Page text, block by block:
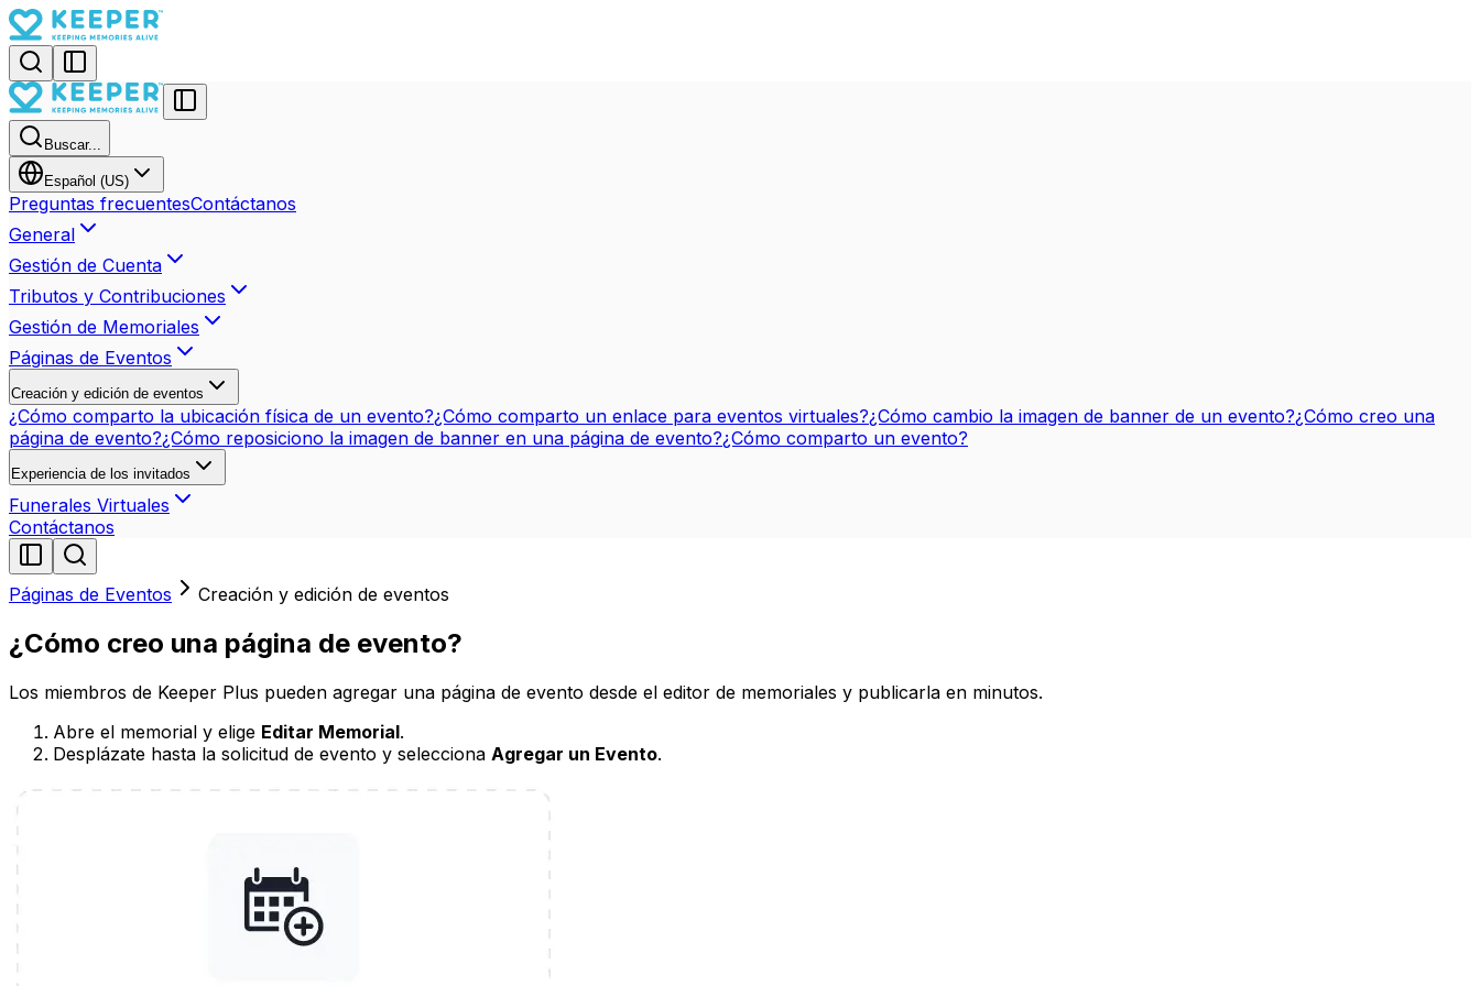
Buscar...
Español (US)
Preguntas frecuentesContáctanos
General
Gestión de Cuenta
Tributos y Contribuciones
Gestión de Memoriales
Páginas de Eventos
Creación y edición de eventos
¿Cómo comparto la ubicación física de un evento?¿Cómo comparto un enlace para eventos virtuales?¿Cómo cambio la imagen de banner de un evento?¿Cómo creo una
página de evento?¿Cómo reposiciono la imagen de banner en una página de evento?¿Cómo comparto un evento?
Experiencia de los invitados
Funerales Virtuales
Contáctanos
Páginas de Eventos Creación y edición de eventos
¿Cómo creo una página de evento?
Los miembros de Keeper Plus pueden agregar una página de evento desde el editor de memoriales y publicarla en minutos.
Abre el memorial y elige Editar Memorial.
Desplázate hasta la solicitud de evento y selecciona Agregar un Evento.